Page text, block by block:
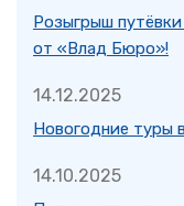
Розыгрыш
от «Влад Бюро»!
14.12.2025
Новогодние туры
14.10.2025